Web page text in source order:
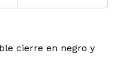
cierre en negro y